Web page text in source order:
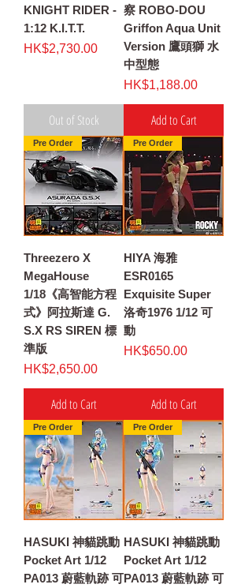
KNIGHT RIDER -
1:12 K.I.T.T.
Price
HK$2,730.00
Out of Stock
察 ROBO-DOU
Griffon Aqua Unit
Version 鷹頭獅 水
中型態
Price
HK$1,188.00
Add to Cart
Pre Order
Threezero X
MegaHouse
1/18《高智能方程
式》阿拉斯達 G.
S.X RS SIREN 標
準版
Price
HK$2,650.00
Add to Cart
Pre Order
HIYA 海雅
ESR0165
Exquisite Super
洛奇1976 1/12 可
動
Price
HK$650.00
Add to Cart
Pre Order
HASUKI 神貓跳動
Pocket Art 1/12
PA013 蔚藍軌跡 可
Pre Order
HASUKI 神貓跳動
Pocket Art 1/12
PA013 蔚藍軌跡 可